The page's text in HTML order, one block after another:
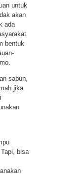
untuk
akan
ada
bentuk
sabun,
jika
bisa